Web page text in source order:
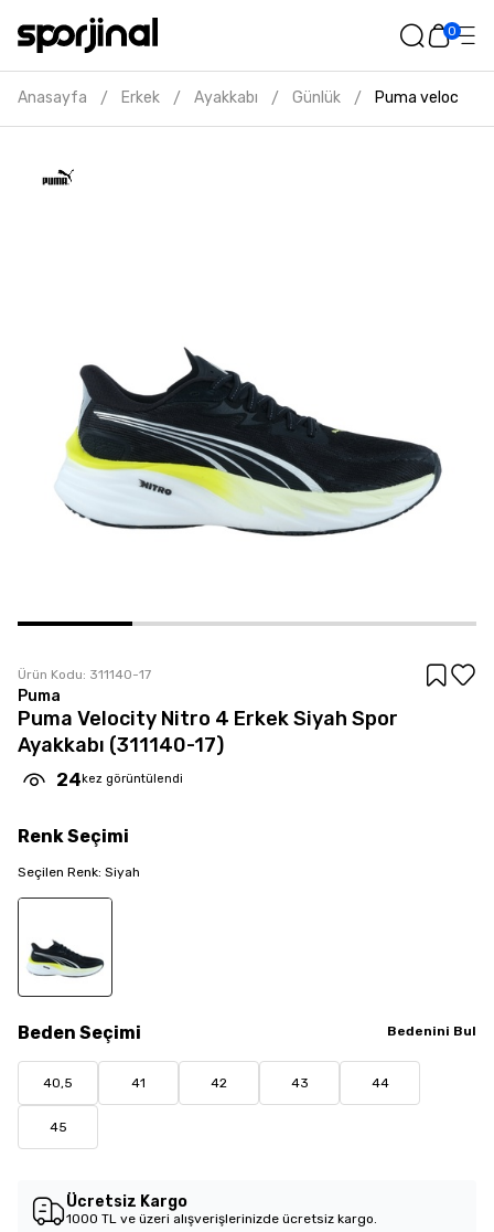
0
Anasayfa / Erkek / Ayakkabı / Günlük / Puma velocity
Ürün Kodu: 311140-17
Puma
Puma Velocity Nitro 4 Erkek Siyah Spor
Ayakkabı (311140-17)
24 kez görüntülendi
Beden Seçimi Bedenini Bul
40,5 41 42 43 44
45
RenkSeçimi
Seçilen Renk: Siyah
Ücretsiz Kargo
1000 TL ve üzeri alışverişlerinizde ücretsiz kargo.